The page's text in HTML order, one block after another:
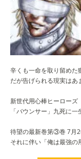
辛くも一命を取り留めた
だが告げられる現実はあ
新世代用心棒ヒーローズ
「バウンサー」九死に
待望の最新巻第③巻 7月
それに伴い「俺は最強の